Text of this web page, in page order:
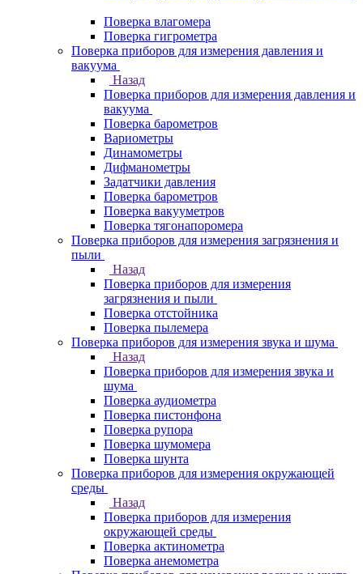
Поверка влагомера
Поверка гигрометра
Поверка приборов для измерения давления и
вакуума
Назад
Поверка приборов для измерения давления и
вакуума
Поверка барометров
Вариометры
Динамометры
Дифманометры
Задатчики давления
Поверка барометров
Поверка вакууметров
Поверка тягонапоромера
Поверка приборов для измерения загрязнения и
пыли
Назад
Поверка приборов для измерения
загрязнения и пыли
Поверка отстойника
Поверка пылемера
Поверка приборов для измерения звука и шума
Назад
Поверка приборов для измерения звука и
шума
Поверка аудиометра
Поверка пистонфона
Поверка рупора
Поверка шумомера
Поверка шунта
Поверка приборов для измерения окружающей
среды
Назад
Поверка приборов для измерения
окружающей среды
Поверка актинометра
Поверка анемометра